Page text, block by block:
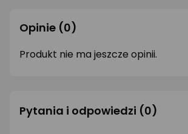
Opinie (0)
Produkt nie ma jeszcze opinii.
Pytania i odpowiedzi (0)